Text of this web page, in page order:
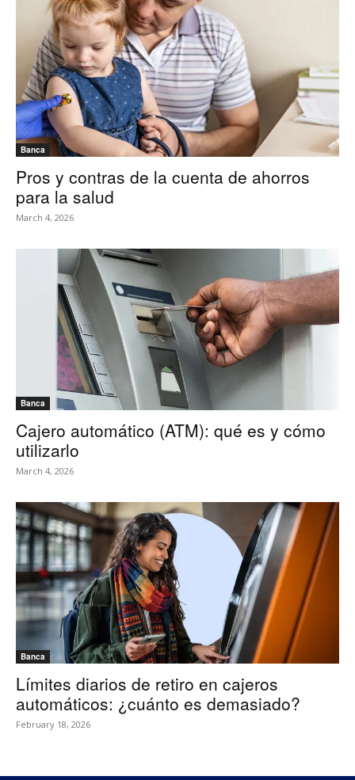
Banca
Pros y contras de la cuenta de ahorros
para la salud
March 4, 2026
Banca
Cajero automático (ATM): qué es y cómo
utilizarlo
March 4, 2026
Banca
Límites diarios de retiro en cajeros
automáticos: ¿cuánto es demasiado?
February 18, 2026